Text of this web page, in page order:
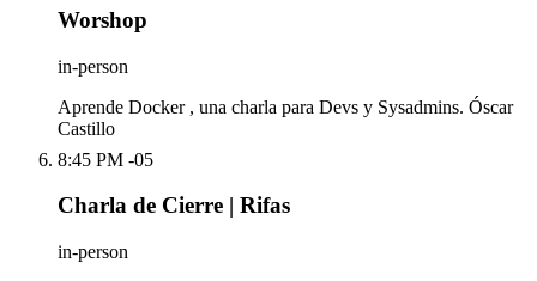
Worshop
in-person
Aprende Docker , una charla para Devs y Sysadmins. Óscar
Castillo
8:45 PM -05
Charla de Cierre | Rifas
in-person